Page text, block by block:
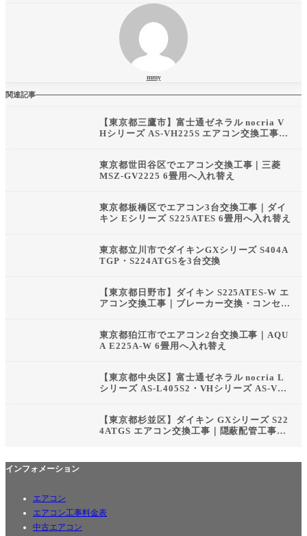
mmy
関連記事
【東京都三鷹市】富士通ゼネラル nocria V
Hシリーズ AS-VH225S エアコン交換工事｜
東京都世田谷区でエアコン交換工事｜三菱
MSZ-GV2225 6畳用へ入れ替え
東京都板橋区でエアコン3台交換工事｜ダイ
キン Eシリーズ S225ATES 6畳用へ入れ替え
東京都立川市でダイキンGXシリーズ S404A
TGP・S224ATGSを3台交換
【東京都日野市】ダイキン S225ATES-W エ
アコン交換工事｜ブレーカー交換・コンセン
東京都狛江市でエアコン2台交換工事｜AQU
A E225A-W 6畳用へ入れ替え
【東京都中央区】富士通ゼネラル nocria L
シリーズ AS-L405S2・VHシリーズ AS-VH2
【東京都杉並区】ダイキン GXシリーズ S22
4ATGS エアコン交換工事｜隠蔽配管工事・
インフォメーション
エアコン
エアコン工事料金表
中古エアコン